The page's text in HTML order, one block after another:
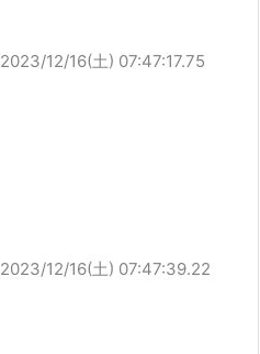
2023/12/16(土) 07:47:17.75
2023/12/16(土) 07:47:39.22